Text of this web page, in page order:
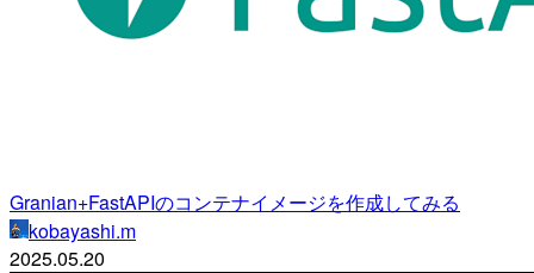
Granian+FastAPIのコンテナイメージを作成してみる
kobayashi.m
2025.05.20